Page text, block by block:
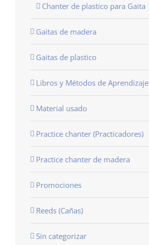
Chanter de plastico para Gaita
Gaitas de madera
Gaitas de plastico
Libros y Métodos de Aprendizaje
Material usado
Practice chanter (Practicadores)
Practice chanter de madera
Promociones
Reeds (Cañas)
Sin categorizar